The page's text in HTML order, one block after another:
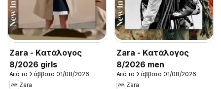
Zara - Kατάλογος
8/2026 girls
Από το Σάββατο 01/08/2026
Zara
Zara - Kατάλογος
8/2026 men
Από το Σάββατο 01/08/2026
Zara